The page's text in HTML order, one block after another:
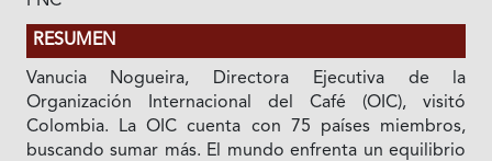
RESUMEN
Vanucia Nogueira, Directora Ejecutiva de la
Organización Internacional del Café (OIC), visitó
Colombia. La OIC cuenta con 75 países miembros,
buscando sumar más. El mundo enfrenta un equilibrio